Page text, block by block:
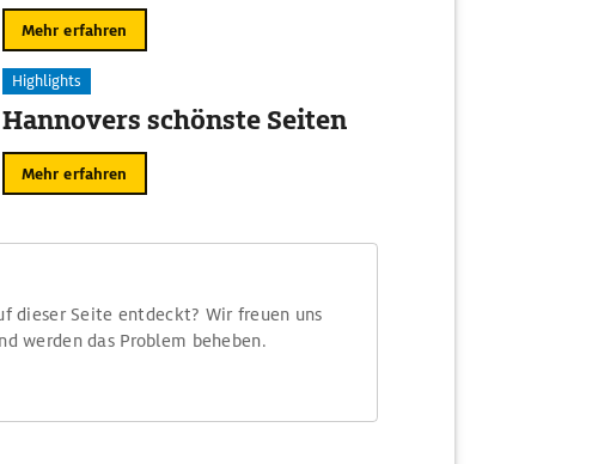
Mehr erfahren
Highlights
Hannovers schönste Seiten
Mehr erfahren
dieser Seite entdeckt? Wir freuen uns
werden das Problem beheben.